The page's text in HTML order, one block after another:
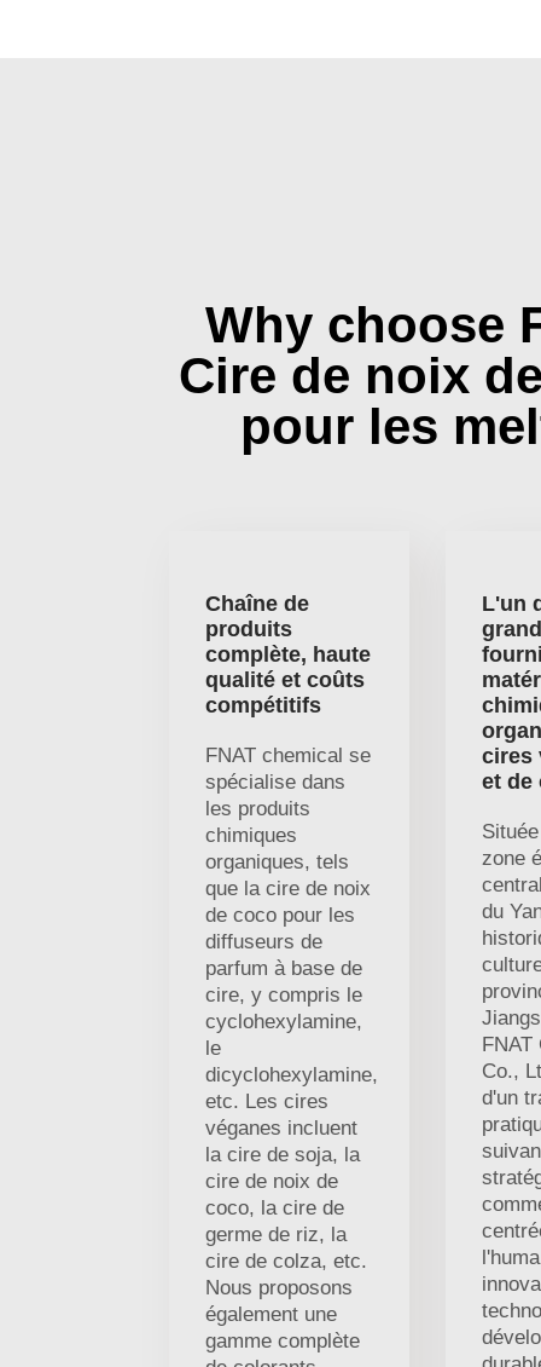
Why choose
Cire de noix
pour les
Chaîne de
produits
complète, haute
qualité et coûts
compétitifs
FNAT chemical se
spécialise dans
les produits
chimiques
organiques, tels
que la cire de noix
de coco pour les
diffuseurs de
parfum à base de
cire, y compris le
cyclohexylamine,
le
dicyclohexylamine,
etc. Les cires
véganes incluent
la cire de soja, la
cire de noix de
coco, la cire de
germe de riz, la
cire de colza, etc.
Nous proposons
également une
gamme complète
L'un
cires
et de
zone
du
FNAT
Co.,
d'un